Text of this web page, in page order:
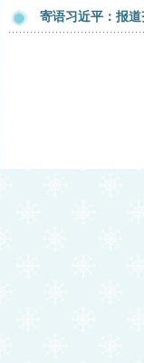
寄语习近平：报